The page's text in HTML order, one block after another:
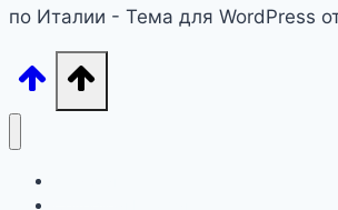
по Италии - Тема для WordPress